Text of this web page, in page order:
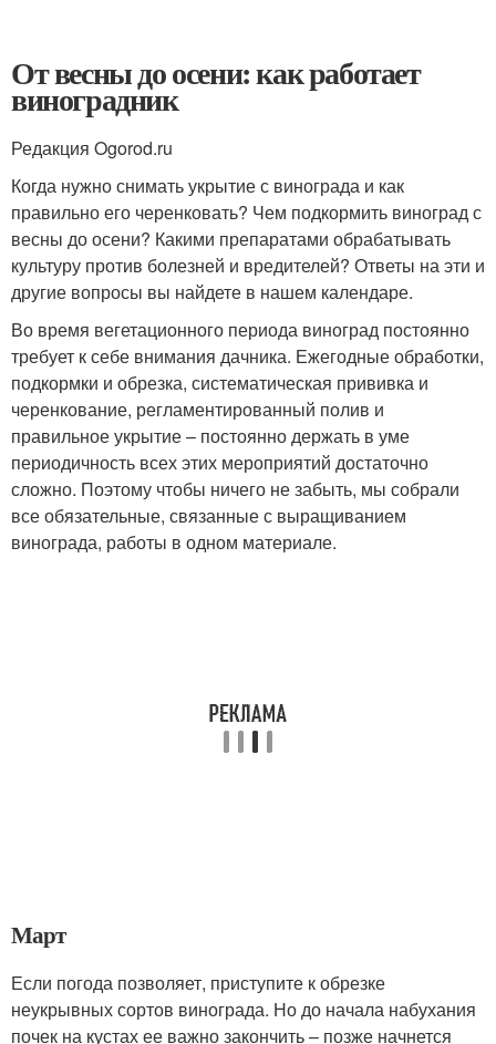
От весны до осени: как работает
виноградник
Редакция Ogorod.ru
Когда нужно снимать укрытие с винограда и как
правильно его черенковать? Чем подкормить виноград с
весны до осени? Какими препаратами обрабатывать
культуру против болезней и вредителей? Ответы на эти и
другие вопросы вы найдете в нашем календаре.
Во время вегетационного периода виноград постоянно
требует к себе внимания дачника. Ежегодные обработки,
подкормки и обрезка, систематическая прививка и
черенкование, регламентированный полив и
правильное укрытие – постоянно держать в уме
периодичность всех этих мероприятий достаточно
сложно. Поэтому чтобы ничего не забыть, мы собрали
все обязательные, связанные с выращиванием
винограда, работы в одном материале.
Март
Если погода позволяет, приступите к обрезке
неукрывных сортов винограда. Но до начала набухания
почек на кустах ее важно закончить – позже начнется